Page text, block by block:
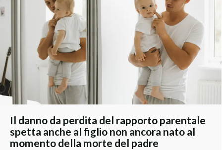
Il danno da perdita del rapporto parentale
spetta anche al figlio non ancora nato al
momento della morte del padre